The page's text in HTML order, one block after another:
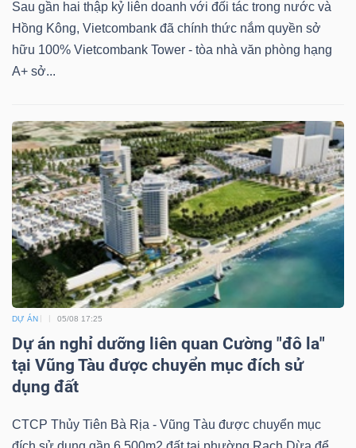
Sau gần hai thập kỷ liên doanh với đối tác trong nước và
Hồng Kông, Vietcombank đã chính thức nắm quyền sở
hữu 100% Vietcombank Tower - tòa nhà văn phòng hạng
A+ sở...
DỰ ÁN 05/08 17:25
Dự án nghỉ dưỡng liên quan Cường "đô la"
tại Vũng Tàu được chuyển mục đích sử
dụng đất
CTCP Thủy Tiên Bà Rịa - Vũng Tàu được chuyển mục